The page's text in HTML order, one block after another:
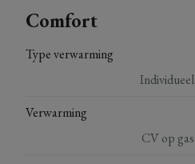
Comfort
Type verwarming
Individueel
Verwarming
CV op gas